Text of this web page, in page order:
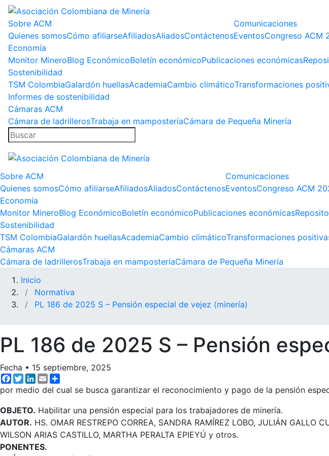
Sobre ACM
Quienes somosCómo afiliarseAfiliadosAliadosContáctenos
Comunicaciones
EventosCongreso ACM
Economía
Monitor MineroBlog EconómicoBoletín económicoPublicaciones económicas
Sostenibilidad
TSM ColombiaGalardón huellasAcademiaCambio climáticoTransformaciones
Informes de sostenibilidad
Cámaras ACM
Cámara de ladrillerosTrabaja en mamposteríaCámara de Pequeña Minería
Sobre ACM
Quienes somosCómo afiliarseAfiliadosAliadosContáctenos
Comunicaciones
EventosCongreso ACM
Economía
Monitor MineroBlog EconómicoBoletín económicoPublicaciones económicas
Sostenibilidad
TSM ColombiaGalardón huellasAcademiaCambio climáticoTransformaciones
Cámaras ACM
Cámara de ladrillerosTrabaja en mamposteríaCámara de Pequeña Minería
Inicio
Normativa
PL 186 de 2025 S – Pensión especial de vejez (minería)
PL 186 de 2025 S – Pensión
Fecha • 15 septiembre, 2025
Facebook
TwitterLinkedIn
Email
por medio del cual se busca garantizar el reconocimiento y pago de la pensión
OBJETO. Habilitar una pensión especial para los trabajadores de minería.
AUTOR. HS. OMAR RESTREPO CORREA, SANDRA RAMÍREZ LOBO, JULIÁN GALLO
WILSON ARIAS CASTILLO, MARTHA PERALTA EPIEYÚ y otros.
PONENTES.